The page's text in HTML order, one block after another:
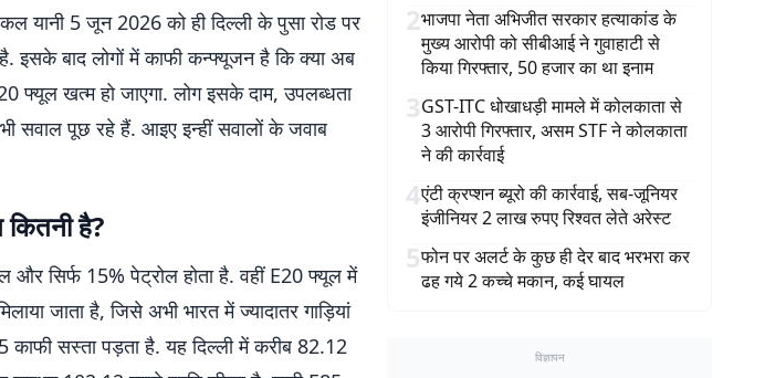
यानी 5 जून 2026 को ही दिल्ली के पुसा रोड पर
बाद लोगों में काफी कन्फ्यूजन है कि क्या अब
फ्यूल खत्म हो जाएगा. लोग इसके दाम, उपलब्धता
सवाल पूछ रहे हैं. आइए इन्हीं सवालों के जवाब
है?
सिर्फ 15% पेट्रोल होता है. वहीं E20 फ्यूल में
जाता है, जिसे अभी भारत में ज्यादातर गाड़ियां
काफी सस्ता पड़ता है. यह दिल्ली में करीब 82.12
2भाजपा नेता अभिजीत सरकार हत्याकांड के
मुख्य आरोपी को सीबीआई ने गुवाहाटी से
किया गिरफ्तार, 50 हजार का था इनाम
3GST-ITC धोखाधड़ी मामले में कोलकाता से
3 आरोपी गिरफ्तार, असम STF ने कोलकाता
ने की कार्रवाई
4एंटी क्रप्शन ब्यूरो की कार्रवाई, सब-जूनियर
इंजीनियर 2 लाख रुपए रिश्वत लेते अरेस्ट
5फोन पर अलर्ट के कुछ ही देर बाद भरभरा कर
ढह गये 2 कच्चे मकान, कई घायल
विज्ञापन